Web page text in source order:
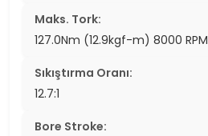
Maks. Tork:
127.0Nm (12.9kgf-m) 8000 RPM
Sıkıştırma Oranı:
12.7:1
Bore Stroke: